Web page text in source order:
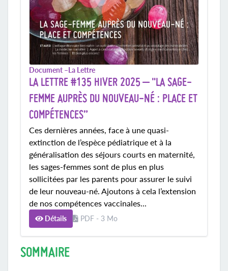
Document –La Lettre
LA LETTRE #135 HIVER 2025 – "LA SAGE-
FEMME AUPRÈS DU NOUVEAU-NÉ : PLACE ET
COMPÉTENCES”
Ces dernières années, face à une quasi-
extinction de l’espèce pédiatrique et à la
généralisation des séjours courts en maternité,
les sages-femmes sont de plus en plus
sollicitées par les parents pour assurer le suivi
de leur nouveau-né. Ajoutons à cela l’extension
de nos compétences vaccinales...
Détails PDF - 3 Mo
SOMMAIRE